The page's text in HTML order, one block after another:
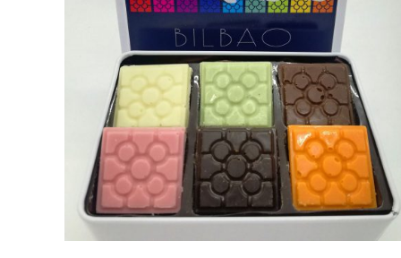
AÑADIR AL CARRITO / DETALLES